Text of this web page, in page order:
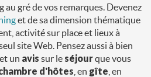
gré de vos remarques. Devenez
et de sa dimension thématique
activité sur place et lieux à
site Web. Pensez aussi à bien
et un avis sur le séjourque vous
d'hôtes , en gîte , en